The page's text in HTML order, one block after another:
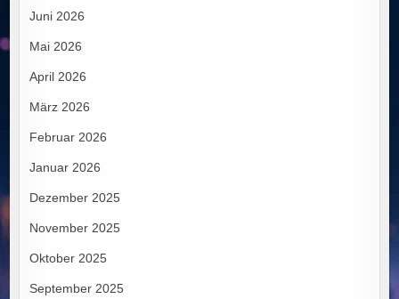
Juni 2026
Mai 2026
April 2026
März 2026
Februar 2026
Januar 2026
Dezember 2025
November 2025
Oktober 2025
September 2025